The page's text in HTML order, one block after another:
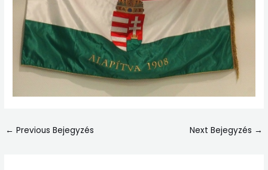
← Previous Bejegyzés Next Bejegyzés →